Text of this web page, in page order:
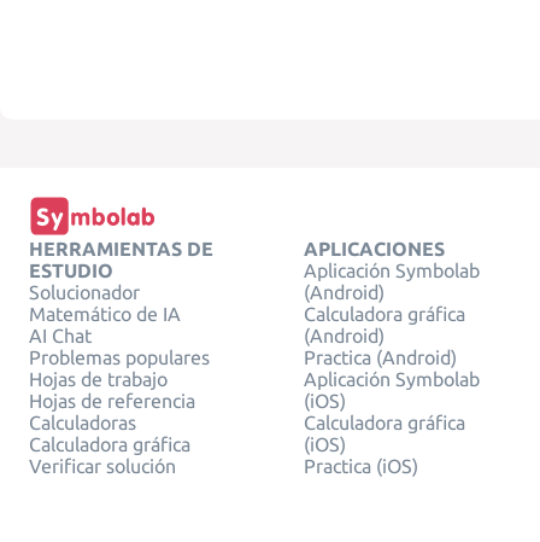
HERRAMIENTAS DE
ESTUDIO
Solucionador
Matemático de IA
AI Chat
Problemas populares
Hojas de trabajo
Hojas de referencia
Calculadoras
Calculadora gráfica
Verificar solución
APLICACIONES
Aplicación Symbolab
(Android)
Calculadora gráfica
(Android)
Practica (Android)
Aplicación Symbolab
(iOS)
Calculadora gráfica
(iOS)
Practica (iOS)